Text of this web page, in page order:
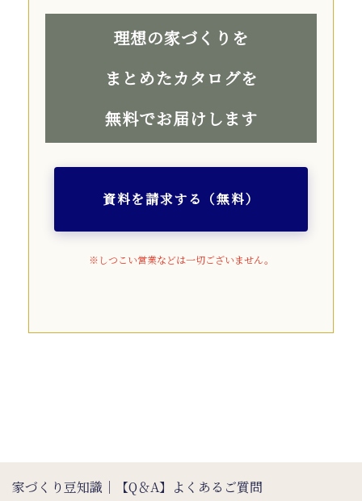
理想の家づくりを
まとめたカタログを
無料でお届けします
資料を請求する（無料）
※しつこい営業などは一切ございません。
家づくり豆知識｜【Q＆A】よくあるご質問